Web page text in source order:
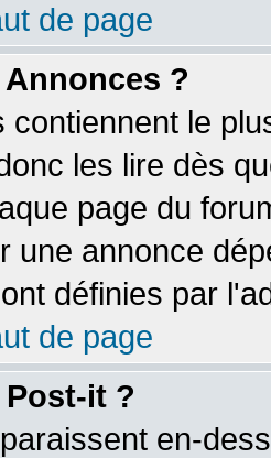
de page
?
contiennent le
les lire dès
page du
une annonce
définies par
de page
it ?
en-